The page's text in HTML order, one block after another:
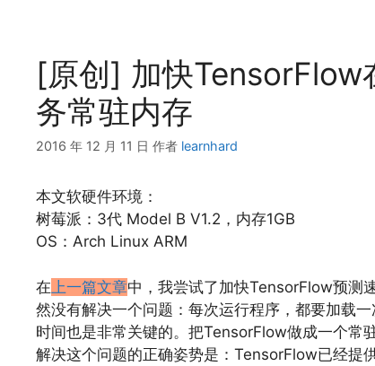
[原创] 加快
务常驻内存
2016 年 12 月 11 日 作者 learnhard
本文软硬件环境：
树莓派：3代 Model B V1.2，内存1GB
OS：Arch Linux ARM
在 上一篇文章中，我尝试了加快TensorFlow预测
然没有解决一个问题：每次运行程序，都要加载
时间也是非常关键的。把TensorFlow做成一个常
解决这个问题的正确姿势是：TensorFlow已经提